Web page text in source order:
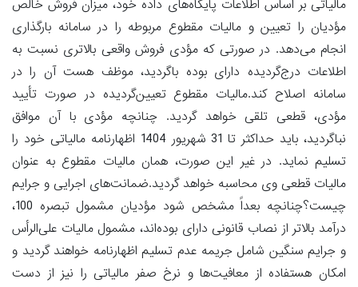
مالیاتی بر اساس اطلاعات پایگاه‌های داده خود، میزان فروش خالص
مؤدیان را تعیین و مالیات مقطوع مربوطه را در سامانه بارگذاری
انجام می‌دهد. در صورتی که مؤدی فروش واقعی بالاتری نسبت به
اطلاعات درج‌گردیده دارای بوده باگردید، موظف هست آن را در
سامانه اصلاح کند.مالیات مقطوع تعیین‌گردیده در صورت تأیید
مؤدی، قطعی تلقی خواهد گردید. چنانچه مؤدی با آن موافق
نباگردید، باید حداکثر تا 31 شهریور 1404 اظهارنامه مالیاتی خود را
تسلیم نماید. در غیر این صورت، همان مالیات مقطوع به عنوان
مالیات قطعی وی محاسبه خواهد گردید.ضمانت‌های اجرایی و جرایم
چیست؟چنانچه بعداً مشخص شود مؤدیان مشمول تبصره 100،
درآمد بالاتر از نصاب قانونی دارای بوده‌اند، مشمول مالیات علی‌الرأس
و جرایم سنگین شامل جریمه عدم تسلیم اظهارنامه خواهند گردید و
امکان هستفاده از معافیت‌ها و نرخ صفر مالیاتی را نیز از دست